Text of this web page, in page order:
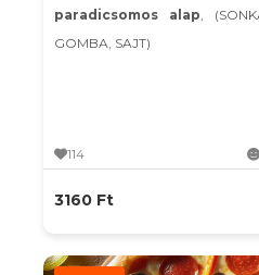
paradicsomos alap,
GOMBA, SAJT)
114
3160 Ft